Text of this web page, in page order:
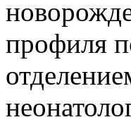
профиля